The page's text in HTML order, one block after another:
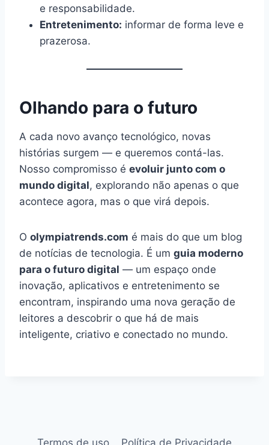
e responsabilidade.
Entretenimento: informar de forma leve e
prazerosa.
Olhando para o futuro
A cada novo avanço tecnológico, novas
histórias surgem — e queremos contá-las.
Nosso compromisso é evoluir junto com o
mundo digital, explorando não apenas o que
acontece agora, mas o que virá depois.
O olympiatrends.com é mais do que um blog
de notícias de tecnologia. É um guia moderno
para o futuro digital — um espaço onde
inovação, aplicativos e entretenimento se
encontram, inspirando uma nova geração de
leitores a descobrir o que há de mais
inteligente, criativo e conectado no mundo.